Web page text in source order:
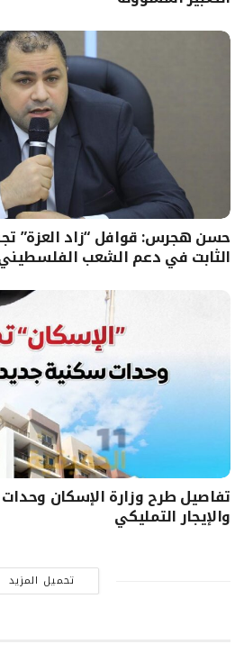
حسن هجرس: قوافل “زاد العزة”
الثابت في دعم الشعب الفلسطيني
تفاصيل طرح وزارة الإسكان وحدات
والإيجار التمليكي
تحميل المزيد